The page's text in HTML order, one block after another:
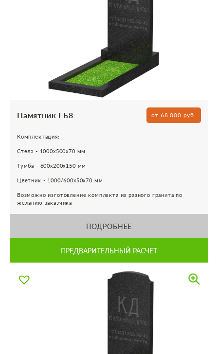
Памятник ГБ8 от 68 000 руб.
Комплектация:
Стела - 1000х500х70 мм
Тумба - 600х200х150 мм
Цветник - 1000/600х50х70 мм
Возможно изготовление комплекта из разного гранита по
желанию заказчика
ПОДРОБНЕЕ
ПРЕДВАРИТЕЛЬНЫЙ РАСЧЕТ